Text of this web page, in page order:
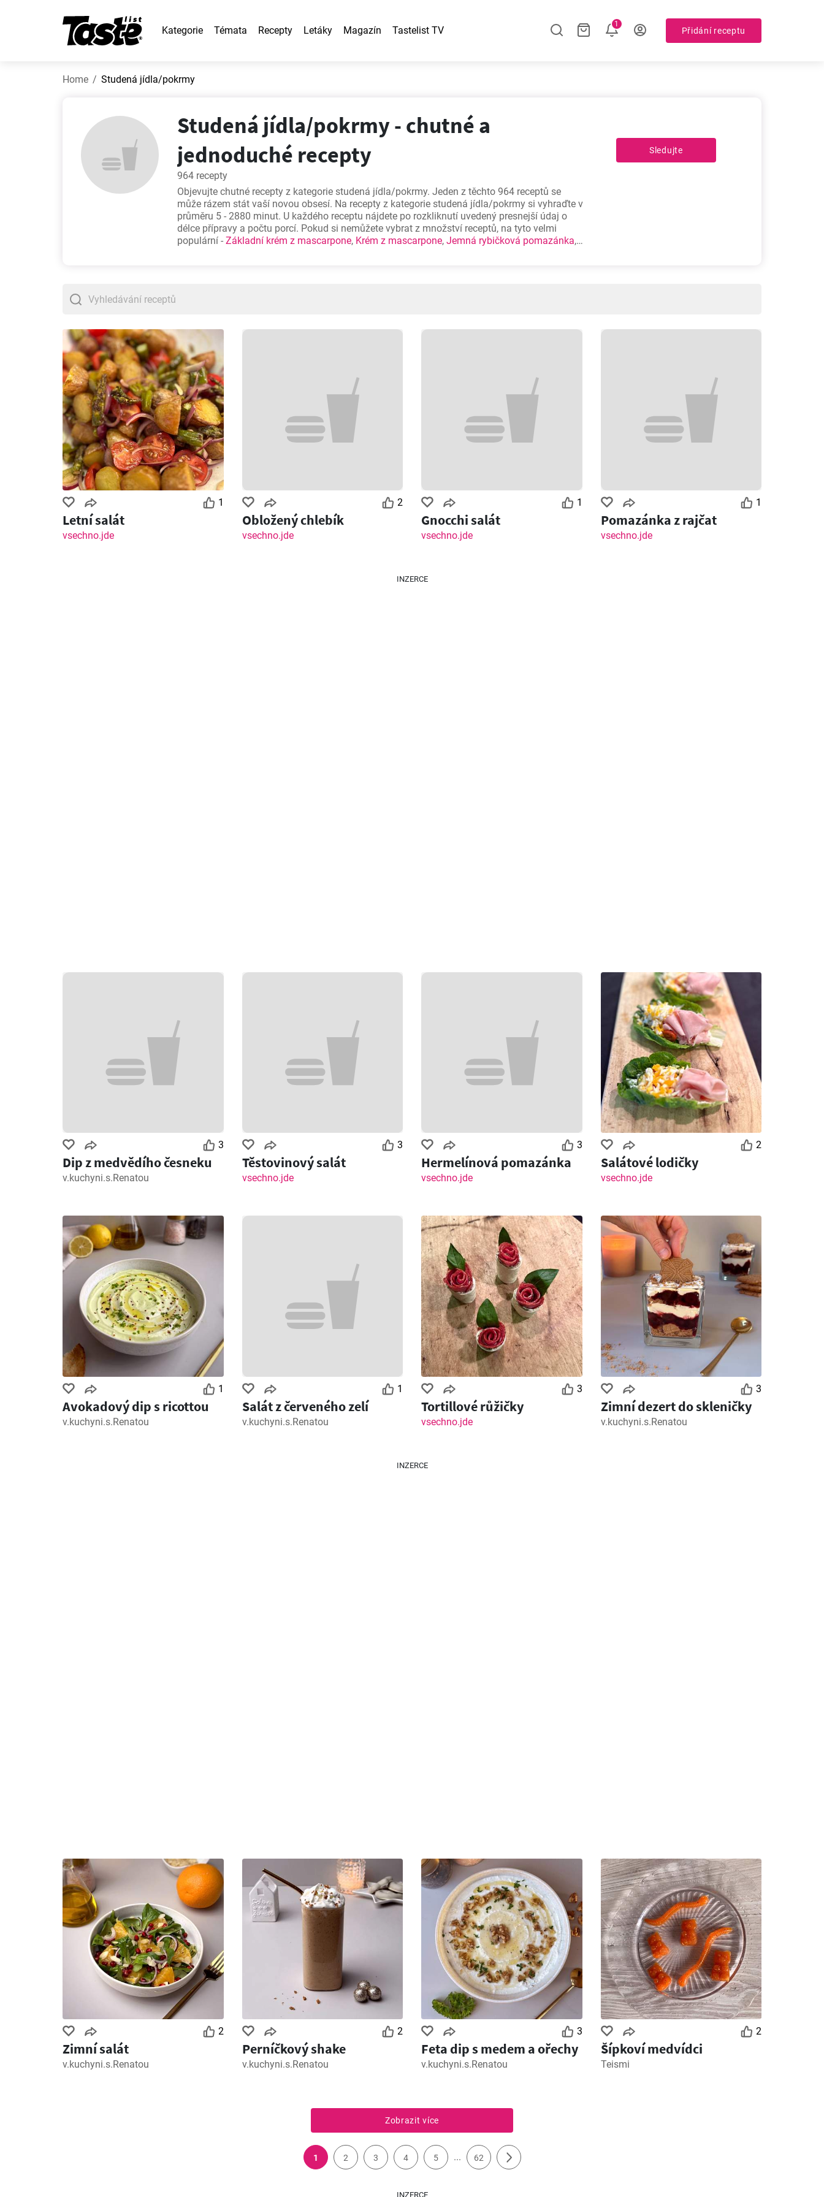
Kategorie Témata Recepty Letáky Magazín Tastelist TV
1
Přidání receptu
Home Studená jídla/pokrmy
Studená jídla/pokrmy - chutné a
jednoduché recepty
964 recepty
Objevujte chutné recepty z kategorie studená jídla/pokrmy. Jeden z těchto 964 receptů se
může rázem stát vaší novou obsesí. Na recepty z kategorie studená jídla/pokrmy si vyhraďte v
průměru 5 - 2880 minut. U každého receptu nájdete po rozkliknutí uvedený presnejší údaj o
délce přípravy a počtu porcí. Pokud si nemůžete vybrat z množství receptů, na tyto velmi
populární - Základní krém z mascarpone, Krém z mascarpone, Jemná rybičková pomazánka,
Sledujte
1
Letní salát
vsechno.jde
2
Obložený chlebík
vsechno.jde
1
Gnocchi salát
vsechno.jde
1
Pomazánka z rajčat
vsechno.jde
INZERCE
3
Dip z medvědího česneku
v.kuchyni.s.Renatou
3
Těstovinový salát
vsechno.jde
3
Hermelínová pomazánka
vsechno.jde
2
Salátové lodičky
vsechno.jde
1
Avokadový dip s ricottou
v.kuchyni.s.Renatou
1
Salát z červeného zelí
v.kuchyni.s.Renatou
3
Tortillové růžičky
vsechno.jde
3
Zimní dezert do skleničky
v.kuchyni.s.Renatou
INZERCE
2
Zimní salát
v.kuchyni.s.Renatou
2
Perníčkový shake
v.kuchyni.s.Renatou
3
Feta dip s medem a ořechy
v.kuchyni.s.Renatou
2
Šípkoví medvídci
Teismi
Zobrazit více
1 2 3 4 5 ... 62
INZERCE